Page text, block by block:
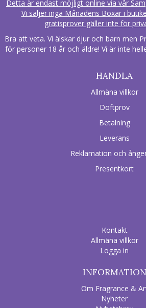
Detta är endast möjligt online via vår
Vi säljer inga Månadens Boxar i
gratisprover gäller inte för
Bra att veta. Vi älskar djur och barn men
för personer 18 år och äldre! Vi är inte
HANDLA
Allmäna villkor
Doftprov
Betalning
Leverans
Reklamation och
Presentkort
Kontakt
Allmäna villkor
Logga in
INFORMATION
Om Fragrance &
Nyheter